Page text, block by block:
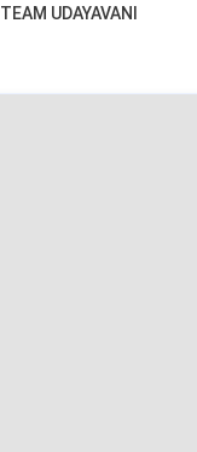
TEAM UDAYAVANI